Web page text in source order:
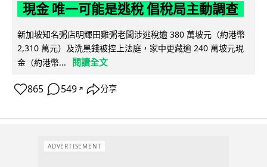
現金 唯一可能是逃稅 倡稅局主動調查
新加坡知名粥店明輝田雞粥老闆涉逃稅逾 380 萬坡元（約港幣
2,310 萬元）及洗黑錢被控上法庭，家中更藏逾 240 萬坡元現
金（約港幣...
閱讀全文
865 549 ↗ 分享
ADVERTISEMENT